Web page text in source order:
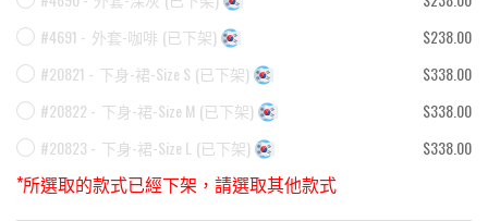
#4691 - 外套-咖啡 (已下架)
$238.00
#20821 - 下身-裙-Size S (已下架)
$338.00
#20822 - 下身-裙-Size M (已下架)
$338.00
#20823 - 下身-裙-Size L (已下架) $338.00
*所選取的款式已經下架，請選取其他款式